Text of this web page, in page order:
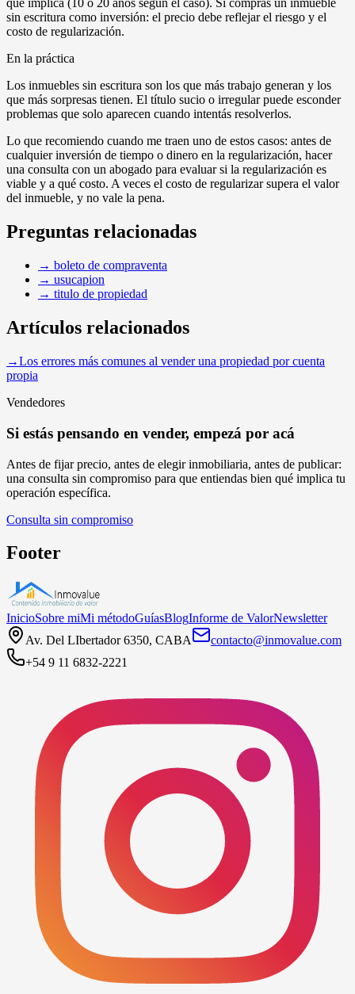
que implica (10 o 20 años según el caso). Si comprás un inmueble
sin escritura como inversión: el precio debe reflejar el riesgo y el
costo de regularización.
En la práctica
Los inmuebles sin escritura son los que más trabajo generan y los
que más sorpresas tienen. El título sucio o irregular puede esconder
problemas que solo aparecen cuando intentás resolverlos.
Lo que recomiendo cuando me traen uno de estos casos: antes de
cualquier inversión de tiempo o dinero en la regularización, hacer
una consulta con un abogado para evaluar si la regularización es
viable y a qué costo. A veces el costo de regularizar supera el valor
del inmueble, y no vale la pena.
Preguntas relacionadas
→ boleto de compraventa
→ usucapion
→ titulo de propiedad
Artículos relacionados
→Los errores más comunes al vender una propiedad por cuenta
propia
Vendedores
Si estás pensando en vender, empezá por acá
Antes de fijar precio, antes de elegir inmobiliaria, antes de publicar:
una consulta sin compromiso para que entiendas bien qué implica tu
operación específica.
Consulta sin compromiso
Footer
InicioSobre miMi métodoGuíasBlogInforme de ValorNewsletter
Av. Del LIbertador 6350, CABA
contacto@inmovalue.com
+54 9 11 6832-2221